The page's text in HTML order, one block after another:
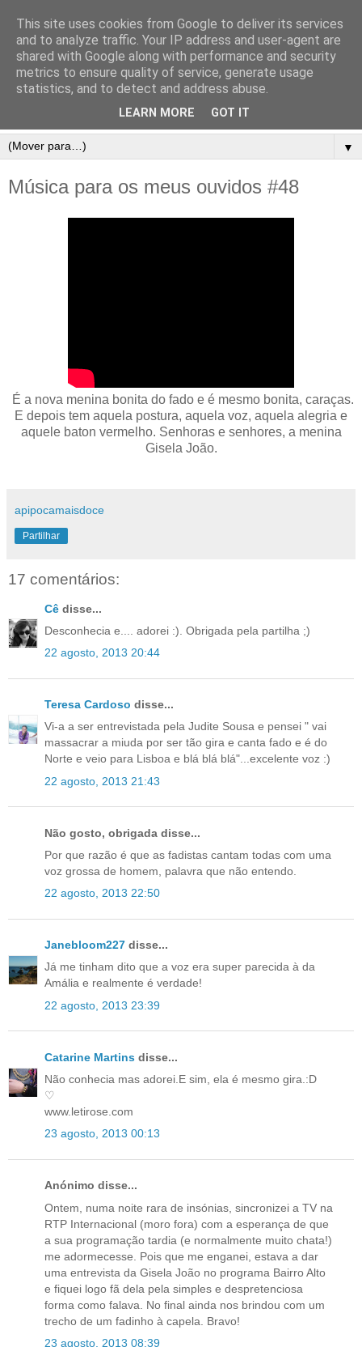
▼
Música para os meus ouvidos #48
É a nova menina bonita do fado e é mesmo bonita, caraças.
E depois tem aquela postura, aquela voz, aquela alegria e
aquele baton vermelho. Senhoras e senhores, a menina
Gisela João.
apipocamaisdoce
Partilhar
17 comentários:
Cê disse...
Desconhecia e.... adorei :). Obrigada pela partilha ;)
22 agosto, 2013 20:44
Teresa Cardoso disse...
Vi-a a ser entrevistada pela Judite Sousa e pensei " vai
massacrar a miuda por ser tão gira e canta fado e é do
Norte e veio para Lisboa e blá blá blá"...excelente voz :)
22 agosto, 2013 21:43
Não gosto, obrigada disse...
Por que razão é que as fadistas cantam todas com uma
voz grossa de homem, palavra que não entendo.
22 agosto, 2013 22:50
Janebloom227 disse...
Já me tinham dito que a voz era super parecida à da
Amália e realmente é verdade!
22 agosto, 2013 23:39
Catarine Martins disse...
Não conhecia mas adorei.E sim, ela é mesmo gira.:D
♡
www.letirose.com
23 agosto, 2013 00:13
Anónimo disse...
Ontem, numa noite rara de insónias, sincronizei a TV na
RTP Internacional (moro fora) com a esperança de que
a sua programação tardia (e normalmente muito chata!)
me adormecesse. Pois que me enganei, estava a dar
uma entrevista da Gisela João no programa Bairro Alto
e fiquei logo fã dela pela simples e despretenciosa
forma como falava. No final ainda nos brindou com um
trecho de um fadinho à capela. Bravo!
23 agosto, 2013 08:39
This site uses cookies from Google to deliver its services
and to analyze traffic. Your IP address and user-agent are
shared with Google along with performance and security
metrics to ensure quality of service, generate usage
statistics, and to detect and address abuse.
LEARN MORE GOT IT